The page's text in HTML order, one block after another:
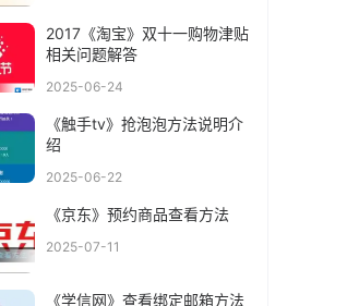
2017《淘宝》双十一购物津贴
相关问题解答
2025-06-24
《触手tv》抢泡泡方法说明介
绍
2025-06-22
《京东》预约商品查看方法
2025-07-11
《学信网》查看绑定邮箱方法